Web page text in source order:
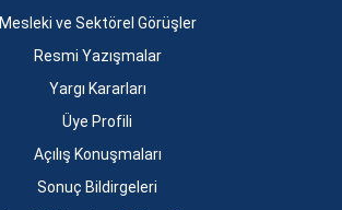
Mesleki ve Sektörel Görüşler
Resmi Yazışmalar
Yargı Kararları
Üye Profili
Açılış Konuşmaları
Sonuç Bildirgeleri